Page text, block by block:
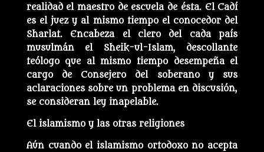
realidad el maestro de escuela de ésta. El Cadí
es el juez y al mismo tiempo el conocedor del
Sharlat. Encabeza el clero del cada país
musulmán el Sheik-ul-Islam, descollante
teólogo que al mismo tiempo desempeña el
cargo de Consejero del soberano y sus
aclaraciones sobre un problema en discusión,
se consideran ley inapelable.
El islamismo y las otras religiones
Aún cuando el islamismo ortodoxo no acepta